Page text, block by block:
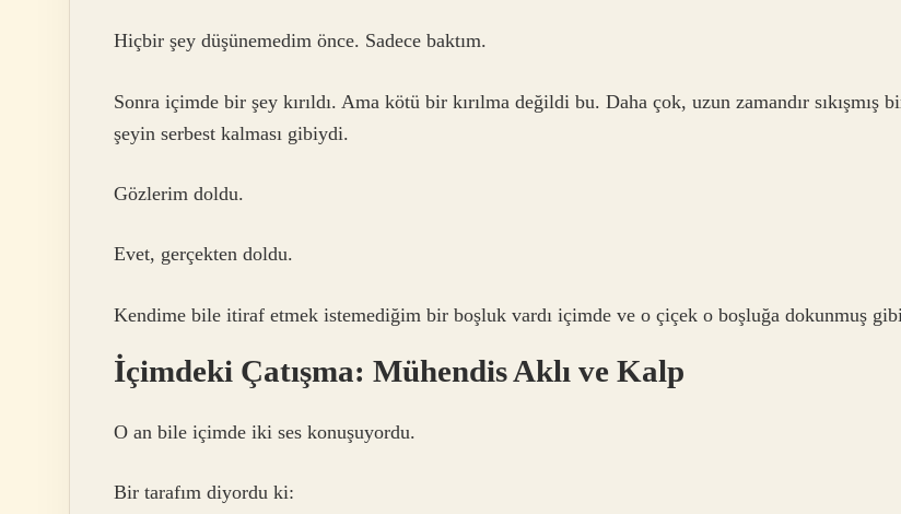
Hiçbir şey düşünemedim önce. Sadece baktım.
Sonra içimde bir şey kırıldı. Ama kötü bir kırılma değildi bu. Daha çok, uzun zamandır sıkışmış
şeyin serbest kalması gibiydi.
Gözlerim doldu.
Evet, gerçekten doldu.
Kendime bile itiraf etmek istemediğim bir boşluk vardı içimde ve o çiçek o boşluğa dokunmuş
İçimdeki Çatışma: Mühendis Aklı ve Kalp
O an bile içimde iki ses konuşuyordu.
Bir tarafım diyordu ki: